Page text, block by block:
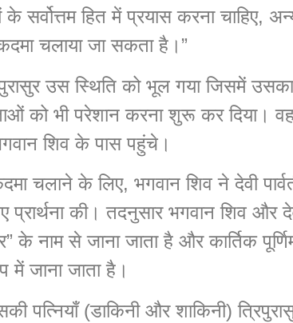
के सर्वोत्तम हित में प्रयास करना
चलाया जा सकता है।”
उस स्थिति को भूल गया जिसमें
को भी परेशान करना शुरू कर दिया।
शिव के पास पहुंचे।
चलाने के लिए, भगवान शिव ने देवी
की। तदनुसार भगवान शिव और
के नाम से जाना जाता है और कार्तिक
में जाना जाता है।
पत्नियाँ (डाकिनी और शाकिनी)